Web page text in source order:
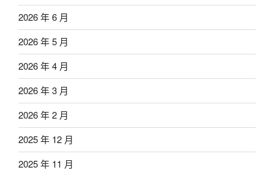
2026 年 6 月
2026 年 5 月
2026 年 4 月
2026 年 3 月
2026 年 2 月
2025 年 12 月
2025 年 11 月